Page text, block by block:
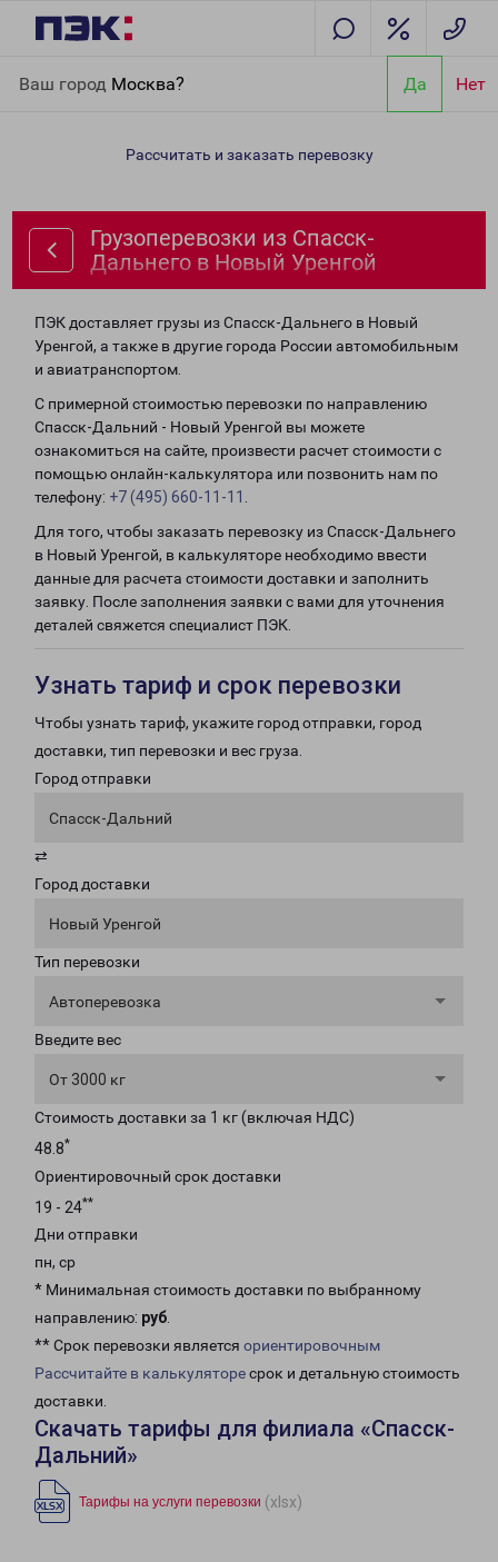
Ваш город Москва? Да Нет
Новый Уренгой
Рассчитать и заказать перевозку
Грузоперевозки из Спасск-
Дальнего в Новый Уренгой
ПЭК доставляет грузы из Спасск-Дальнего в Новый
Уренгой, а также в другие города России автомобильным
и авиатранспортом.
С примерной стоимостью перевозки по направлению
Спасск-Дальний - Новый Уренгой вы можете
ознакомиться на сайте, произвести расчет стоимости с
помощью онлайн-калькулятора или позвонить нам по
телефону: +7 (495) 660-11-11
Для того, чтобы заказать перевозку из Спасск-Дальнего
в Новый Уренгой, в калькуляторе необходимо ввести
данные для расчета стоимости доставки и заполнить
заявку. После заполнения заявки с вами для уточнения
деталей свяжется специалист ПЭК.
Узнать тариф и срок перевозки
Чтобы узнать тариф, укажите город отправки, город
доставки, тип перевозки и вес груза.
Город отправки
Спасск-Дальний
⇄
Город доставки
Новый Уренгой
Тип перевозки
Автоперевозка
Введите вес
От 3000 кг
Стоимость доставки за 1 кг (включая НДС)
48.8*
Ориентировочный срок доставки
19 - 24**
Дни отправки
пн, ср
* Минимальная стоимость доставки по выбранному
направлению: руб.
** Срок перевозки является ориентировочным
Рассчитайте в калькуляторесрок и детальную стоимость
доставки.
Скачать тарифы для филиала «Спасск-
Дальний»
Тарифы на услуги перевозки (xlsx)